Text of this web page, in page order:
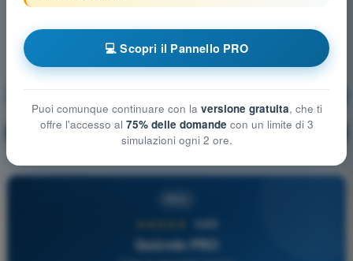
🔒 Spiegazione domanda
4,6/5
Quizvds PRO
💻 Scopri il Pannello PRO
Puoi comunque continuare con la versione gratuita, che ti
offre l'accesso al 75% delle domande con un limite di 3
simulazioni ogni 2 ore.